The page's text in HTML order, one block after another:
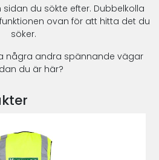
du sökte efter. Dubbelkolla
ovan för att hitta det du
söker.
några andra spännande vägar
du är här?